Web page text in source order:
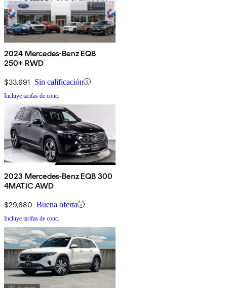
2024 Mercedes-Benz EQB
250+ RWD
$33,691 Sin calificación
Incluye tarifas de conc.
2023 Mercedes-Benz EQB 300
4MATIC AWD
$29,680 Buena oferta
Incluye tarifas de conc.